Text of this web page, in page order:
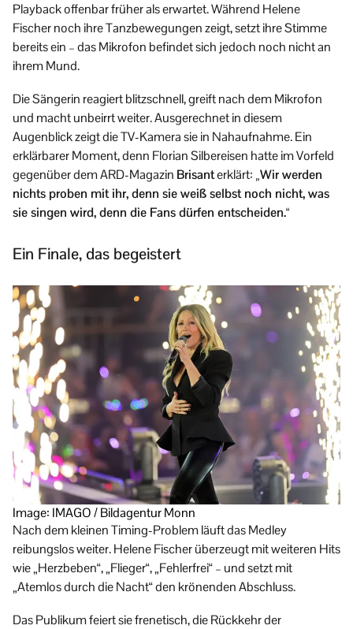
Playback offenbar früher als erwartet. Während Helene
Fischer noch ihre Tanzbewegungen zeigt, setzt ihre Stimme
bereits ein – das Mikrofon befindet sich jedoch noch nicht an
ihrem Mund.
Die Sängerin reagiert blitzschnell, greift nach dem Mikrofon
und macht unbeirrt weiter. Ausgerechnet in diesem
Augenblick zeigt die TV-Kamera sie in Nahaufnahme. Ein
erklärbarer Moment, denn Florian Silbereisen hatte im Vorfeld
gegenüber dem ARD-Magazin Brisanterklärt: „Wir werden
nichts proben mit ihr, denn sie weiß selbst noch nicht, was
sie singen wird, denn die Fans dürfen entscheiden.“
Ein Finale, das begeistert
Image: IMAGO / Bildagentur Monn
Nach dem kleinen Timing-Problem läuft das Medley
reibungslos weiter. Helene Fischer überzeugt mit weiteren Hits
wie „Herzbeben“, „Flieger“, „Fehlerfrei“ – und setzt mit
„Atemlos durch die Nacht“ den krönenden Abschluss.
Das Publikum feiert sie frenetisch, die Rückkehr der